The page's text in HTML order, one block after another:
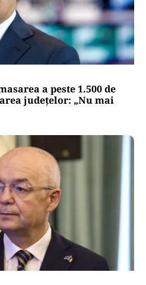
a peste 1.500 de
județelor: „Nu mai